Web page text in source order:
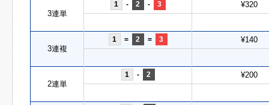
3連単
1 - 2 - 3 ¥320
3連複
1 = 2 = 3 ¥140
2連単
1 - 2 ¥200